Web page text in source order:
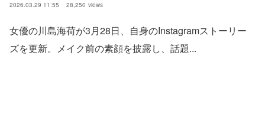
2026.03.29 11:55 28,250 views
女優の川島海荷が3月28日、自身のInstagramストーリー
ズを更新。メイク前の素顔を披露し、話題...